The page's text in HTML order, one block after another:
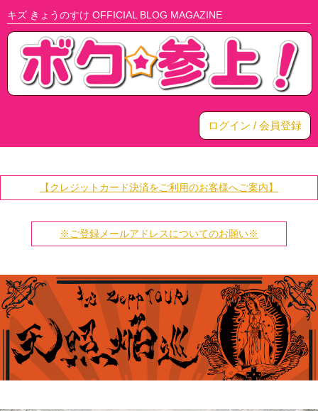
キズ きょうのすけ OFFICIAL BLOG MAGAZINE
ログイン / 会員登録
【クレジットカード決済をご利用のお客様へご案内】
※ご登録メールアドレスについてのお願い※